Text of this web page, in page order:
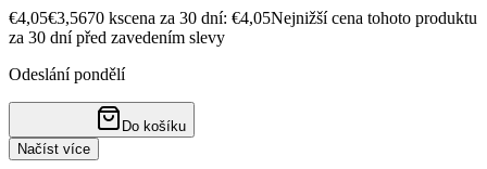
€4,05€3,5670 kscena za 30 dní: €4,05Nejnižší cena tohoto produktu
za 30 dní před zavedením slevy
Odeslání pondělí
Do košíku
Načíst více